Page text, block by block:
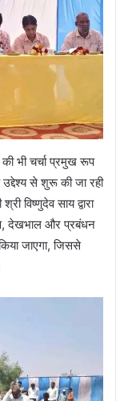
की भी चर्चा प्रमुख रूप
से शुरू की जा रही
विष्णुदेव साय द्वारा
देखभाल और प्रबंधन
जाएगा, जिससे